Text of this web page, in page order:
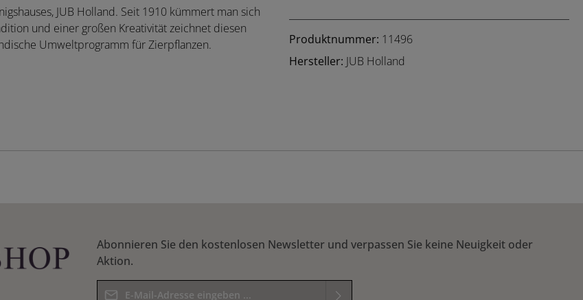
Produktnummer: 11496
Hersteller: JUB Holland
JUB Holland. Seit 1910 kümmert man sich
und einer großen Kreativität zeichnet diesen
Umweltprogramm für Zierpflanzen.
Abonnieren Sie den kostenlosen Newsletter und verpassen Sie keine Neuigkeit oder
Aktion.
E-Mail-Adresse*